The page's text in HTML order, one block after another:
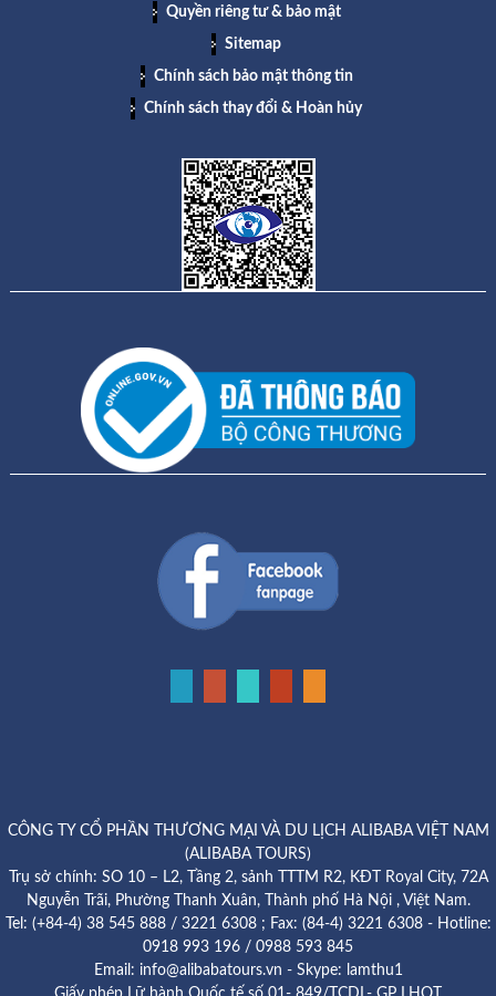
Quyền riêng tư & bảo mật
Sitemap
Chính sách bảo mật thông tin
Chính sách thay đổi & Hoàn hủy
CÔNG TY CỔ PHẦN THƯƠNG MẠI VÀ DU LỊCH ALIBABA VIỆT NAM
(ALIBABA TOURS)
Trụ sở chính: SO 10 – L2, Tầng 2, sảnh TTTM R2, KĐT Royal City, 72A
Nguyễn Trãi, Phường Thanh Xuân, Thành phố Hà Nội , Việt Nam.
Tel: (+84-4) 38 545 888 / 3221 6308 ; Fax: (84-4) 3221 6308 - Hotline:
0918 993 196 / 0988 593 845
Email: info@alibabatours.vn - Skype: lamthu1